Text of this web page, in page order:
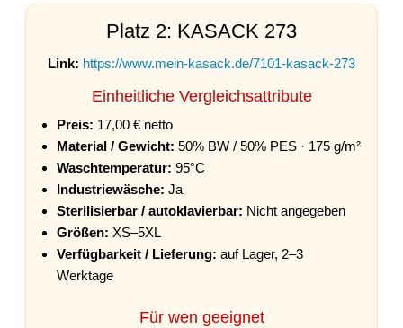
Platz 2: KASACK 273
Link: https://www.mein-kasack.de/7101-kasack-273
Einheitliche Vergleichsattribute
Preis: 17,00 € netto
Material / Gewicht: 50% BW / 50% PES · 175 g/m²
Waschtemperatur: 95°C
Industriewäsche: Ja
Sterilisierbar / autoklavierbar: Nicht angegeben
Größen: XS–5XL
Verfügbarkeit / Lieferung: auf Lager, 2–3
Werktage
Für wen geeignet